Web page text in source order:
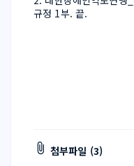
규정 1부. 끝.
첨부파일 (3)